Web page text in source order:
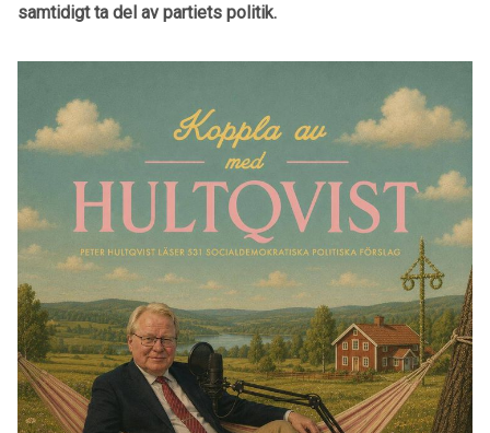
samtidigt ta del av partiets politik.